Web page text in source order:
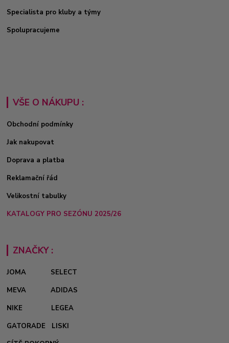
Specialista pro kluby a týmy
Spolupracujeme
VŠE O NÁKUPU :
Obchodní podmínky
Jak nakupovat
Doprava a platba
Reklamační řád
Velikostní tabulky
KATALOGY PRO SEZÓNU 2025/26
ZNAČKY :
JOMA
SELECT
MEVA
ADIDAS
NIKE
LEGEA
GATORADE
LISKI